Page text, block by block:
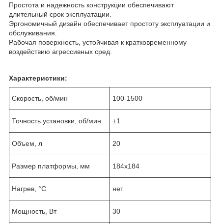
Простота и надежность конструкции обеспечивают
длительный срок эксплуатации.
Эргономичный дизайн обеспечивает простоту эксплуатации и
обслуживания.
Рабочая поверхность, устойчивая к кратковременному
воздействию агрессивных сред.
Характеристики:
Скорость, об/мин 100-1500
Точность установки, об/мин ±1
Объем, л 20
Размер платформы, мм 184х184
Нагрев, °С нет
Мощность, Вт 30